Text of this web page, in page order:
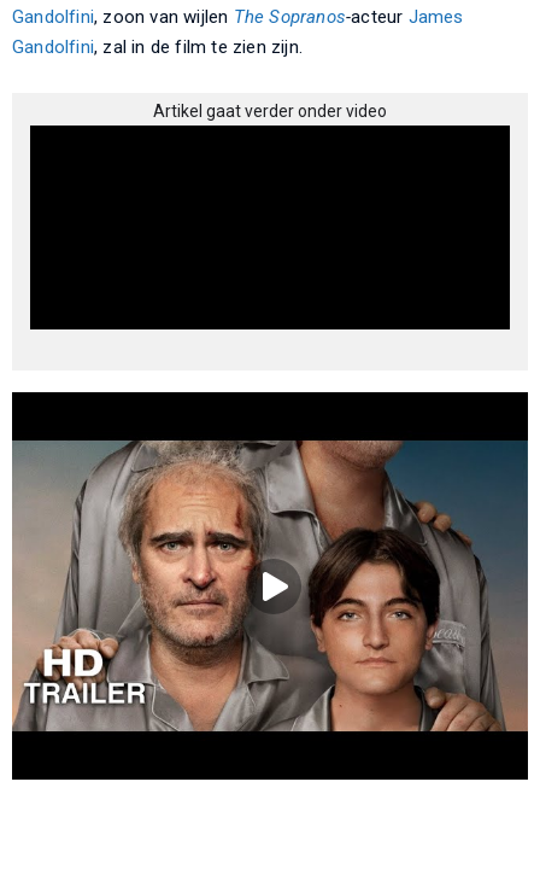
Gandolfini, zoon van wijlen The Sopranos-acteur James
Gandolfini, zal in de film te zien zijn.
Artikel gaat verder onder video